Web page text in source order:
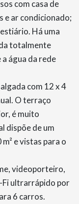
com casa de
e ar condicionado;
Há uma
totalmente
água da rede
com 12 x 4
O terraço
é muito
dispõe de um
e vistas para o
videoporteiro,
Fi ultrarrápido por
6 carros.